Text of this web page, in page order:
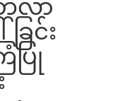
လာ
ြင်း
ြု